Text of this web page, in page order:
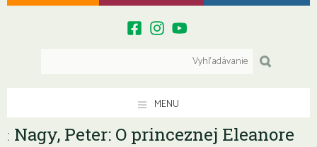
MENU
: Nagy, Peter: O princeznej Eleanore